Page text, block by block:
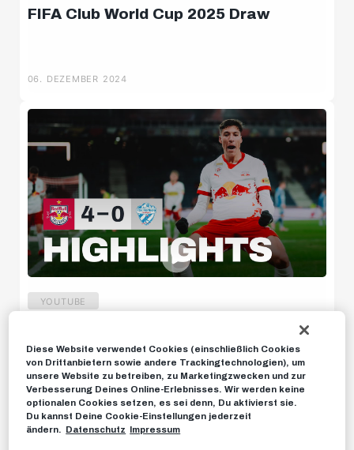
U8
U9
U10 Süd
U12 Süd
U14 Süd
FIFA Club World Cup 2025 Draw
06. DEZEMBER 2024
YOUTUBE
Hartberg | Highlights | 4. Spieltag,
ADMIRAL Bundesliga 24/25
05. DEZEMBER 2024
Diese Website verwendet Cookies (einschließlich Cookies
von Drittanbietern sowie andere Trackingtechnologien), um
unsere Website zu betreiben, zu Marketingzwecken und zur
Verbesserung Deines Online-Erlebnisses. Wir werden keine
optionalen Cookies setzen, es sei denn, Du aktivierst sie.
Du kannst Deine Cookie-Einstellungen jederzeit
ändern. Datenschutz Impressum